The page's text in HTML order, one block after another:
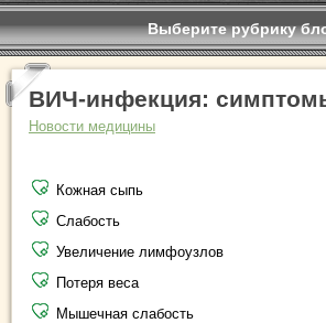
Выберите рубрику
ВИЧ-инфекция:
Новости медицины
Кожная сыпь
Слабость
Увеличение лимфоузлов
Потеря веса
Мышечная слабость